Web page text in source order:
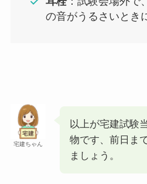
の音がうるさいとき
宅建ちゃん
以上が宅建試験
物です、前日ま
ましょう。